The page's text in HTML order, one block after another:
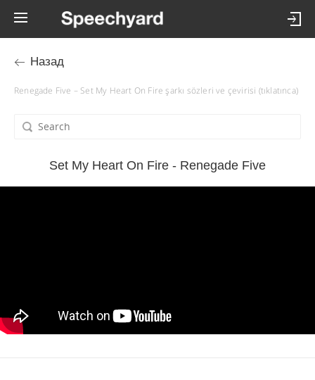
Назад
Renegade Five – Set My Heart On Fire şarkı sözleri ve çevirisi (tıklatınca)
Set My Heart On Fire - Renegade Five